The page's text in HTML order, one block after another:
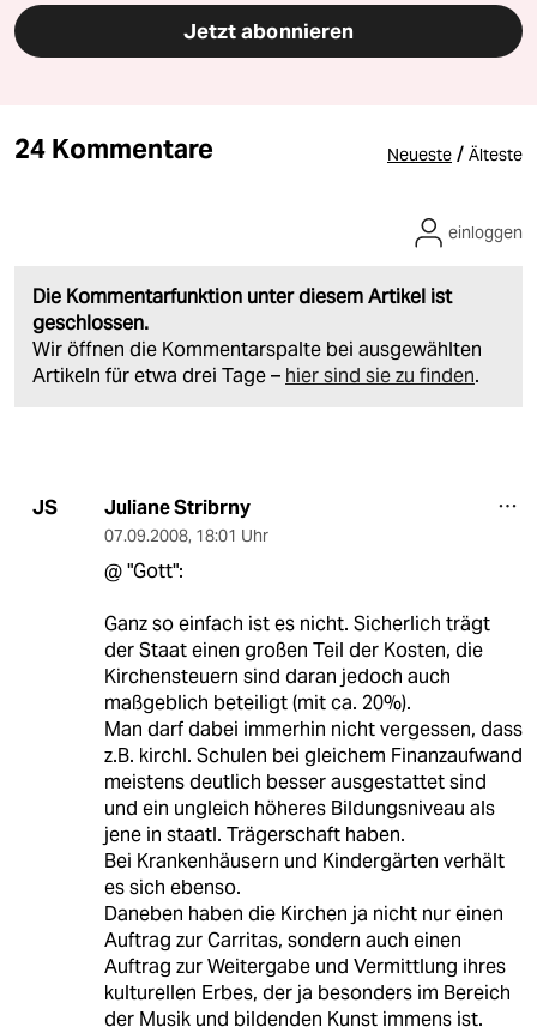
Jetzt abonnieren
24 Kommentare Neueste / Älteste
Die Kommentarfunktion unter diesem Artikel ist
geschlossen.
Wir öffnen die Kommentarspalte bei ausgewählten
Artikeln für etwa drei Tage – hier sind sie zu finden.
einloggen
JS Juliane Stribrny
07.09.2008, 18:01 Uhr
@ "Gott":
Ganz so einfach ist es nicht. Sicherlich trägt
der Staat einen großen Teil der Kosten, die
Kirchensteuern sind daran jedoch auch
maßgeblich beteiligt (mit ca. 20%).
Man darf dabei immerhin nicht vergessen, dass
z.B. kirchl. Schulen bei gleichem Finanzaufwand
meistens deutlich besser ausgestattet sind
und ein ungleich höheres Bildungsniveau als
jene in staatl. Trägerschaft haben.
Bei Krankenhäusern und Kindergärten verhält
es sich ebenso.
Daneben haben die Kirchen ja nicht nur einen
Auftrag zur Carritas, sondern auch einen
Auftrag zur Weitergabe und Vermittlung ihres
kulturellen Erbes, der ja besonders im Bereich
der Musik und bildenden Kunst immens ist.